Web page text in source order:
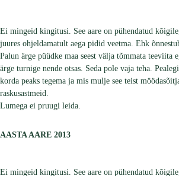
Ei mingeid kingitusi. See aare on pühendatud
juures ohjeldamatult aega pidid veetma. Ehk
Palun ärge püüdke maa seest välja tõmmata teeviita
ärge turnige nende otsas. Seda pole vaja teha.
korda peaks tegema ja mis mulje see teist
raskusastmeid.
Lumega ei pruugi leida.
AASTA AARE 2013
Ei mingeid kingitusi. See aare on pühendatud